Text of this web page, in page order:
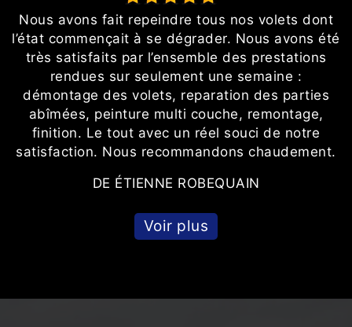
Nous avons fait repeindre tous nos volets dont
l’état commençait à se dégrader. Nous avons été
très satisfaits par l’ensemble des prestations
rendues sur seulement une semaine :
démontage des volets, reparation des parties
abîmées, peinture multi couche, remontage,
finition. Le tout avec un réel souci de notre
satisfaction. Nous recommandons chaudement.
DE ÉTIENNE ROBEQUAIN
Voir plus